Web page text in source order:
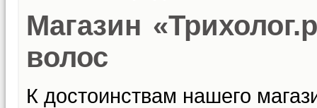
Магазин
волос
К достоинствам нашего